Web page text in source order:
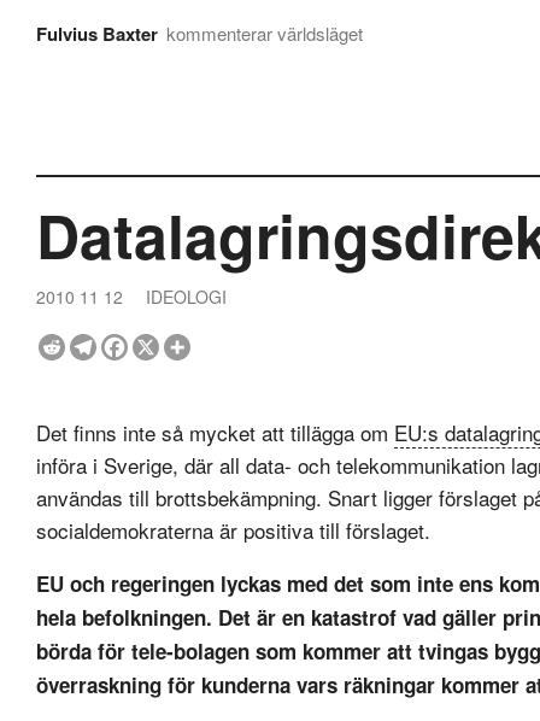
Fulvius Baxter kommenterar världsläget
2010 11 12 IDEOLOGI
Det finns inte så mycket att tillägga om EU:s
införa i Sverige, där all data- och telekommunikation
användas till brottsbekämpning. Snart ligger förslaget
socialdemokraterna är positiva till förslaget.
EU och regeringen lyckas med det som inte ens
hela befolkningen. Det är en katastrof vad gäller
börda för tele-bolagen som kommer att tvingas
överraskning för kunderna vars räkningar kommer